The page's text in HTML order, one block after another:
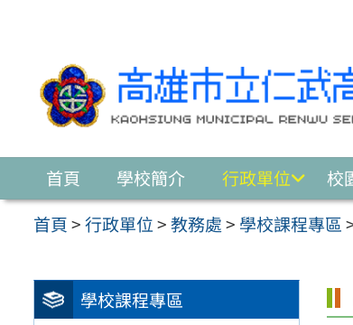
首頁 學校簡介 行政單位 校
首頁>行政單位>教務處> 學校課程專區
學校課程專區